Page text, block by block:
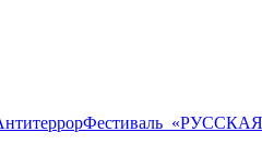
Фестиваль